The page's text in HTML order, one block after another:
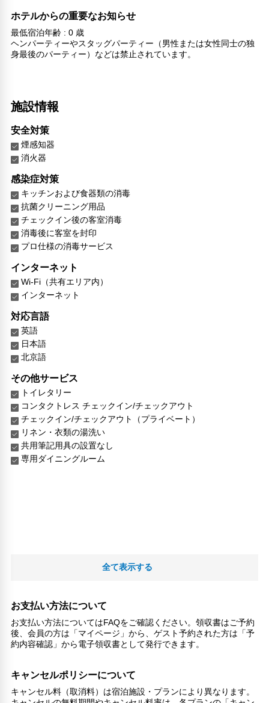
ホテルからの重要なお知らせ
最低宿泊年齢 : 0 歳
ヘンパーティーやスタッグパーティー（男性または女性同士の独
身最後のパーティー）などは禁止されています。
施設情報
安全対策
煙感知器
消火器
感染症対策
キッチンおよび食器類の消毒
抗菌クリーニング用品
チェックイン後の客室消毒
消毒後に客室を封印
プロ仕様の消毒サービス
インターネット
Wi-Fi（共有エリア内）
インターネット
対応言語
英語
日本語
北京語
その他サービス
トイレタリー
コンタクトレス チェックイン/チェックアウト
チェックイン/チェックアウト（プライベート）
リネン・衣類の湯洗い
共用筆記用具の設置なし
専用ダイニングルーム
全て表示する
お支払い方法について
お支払い方法についてはFAQをご確認ください。領収書はご予約
後、会員の方は「マイページ」から、ゲスト予約された方は「予
約内容確認」から電子領収書として発行できます。
キャンセルポリシーについて
キャンセル料（取消料）は宿泊施設・プランにより異なります。